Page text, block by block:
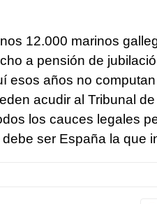
12.000 marinos
a pensión de
esos años no
acudir al Tribunal
los cauces legales
ser España la que